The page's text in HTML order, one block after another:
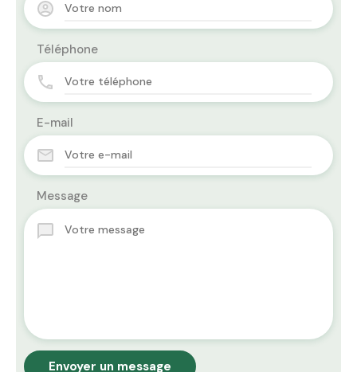
Téléphone
E-mail
Message
Envoyer un message